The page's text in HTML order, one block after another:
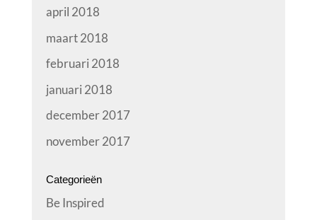
april 2018
maart 2018
februari 2018
januari 2018
december 2017
november 2017
Categorieën
Be Inspired